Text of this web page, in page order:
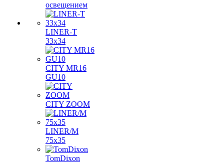
освещением
LINER-T
33x34
CITY MR16
GU10
CITY ZOOM
LINER/M
75х35
TomDixon